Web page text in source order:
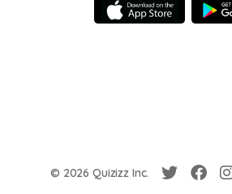
© 2026 Quizizz Inc.